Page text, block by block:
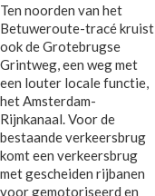
Ten noorden van het
Betuweroute-tracé kruist
ook de Grotebrugse
Grintweg, een weg met
een louter locale functie,
het Amsterdam-
Rijnkanaal. Voor de
bestaande verkeersbrug
komt een verkeersbrug
met gescheiden rijbanen
voor gemotoriseerd en